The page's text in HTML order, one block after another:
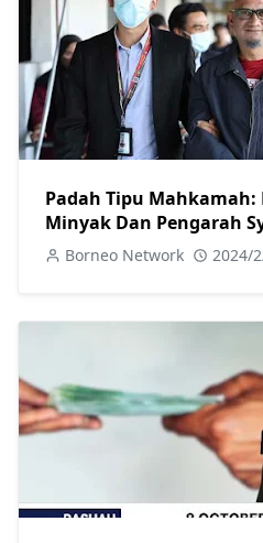
Padah Tipu Mahkamah:
Minyak Dan Pengarah
Borneo Network 2024/